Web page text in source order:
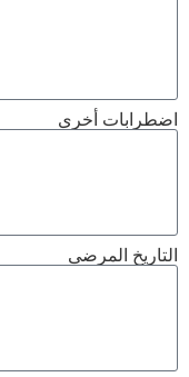
اضطرابات أخرى
التاريخ المرضى